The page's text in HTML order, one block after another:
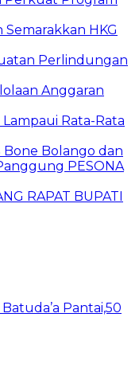
Semarakkan HKG
Perlindungan
Anggaran
Rata-Rata
Bone Bolango dan
PESONA
RAPAT BUPATI
Pantai,50